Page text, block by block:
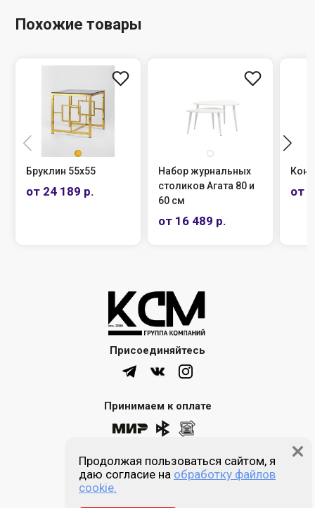
Похожие товары
Бруклин 55х55
от 24 189 р.
Набор журнальных
столиков Агата 80 и
60 см
от 16 489 р.
от
Присоединяйтесь
Принимаем к оплате
8 (861) 205-00-77
Звонок бесплатный
Продолжая пользоваться сайтом, я
даю согласие на обработку файлов
cookie.